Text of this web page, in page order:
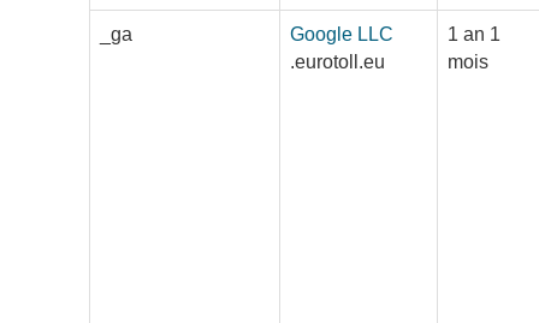
_ga
Google LLC
.eurotoll.eu
1 an 1
mois